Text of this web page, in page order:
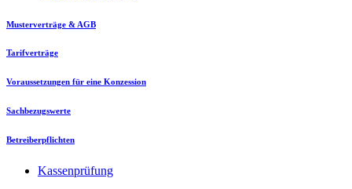
Musterverträge & AGB
Tarifverträge
Voraussetzungen für eine Konzession
Sachbezugswerte
Betreiberpflichten
Kassenprüfung